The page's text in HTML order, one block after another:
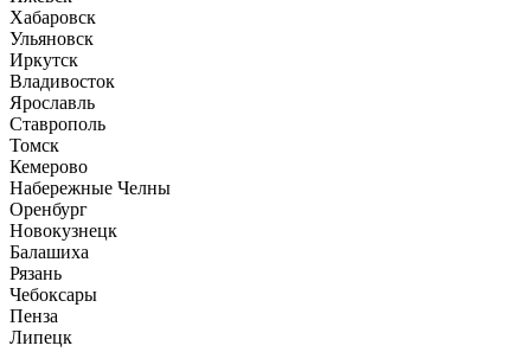
Хабаровск
Ульяновск
Иркутск
Владивосток
Ярославль
Ставрополь
Томск
Кемерово
Набережные Челны
Оренбург
Новокузнецк
Балашиха
Рязань
Чебоксары
Пенза
Липецк